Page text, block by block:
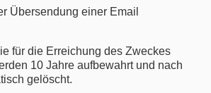
Übersendung einer Email
für die Erreichung des Zweckes
10 Jahre aufbewahrt und nach
gelöscht.